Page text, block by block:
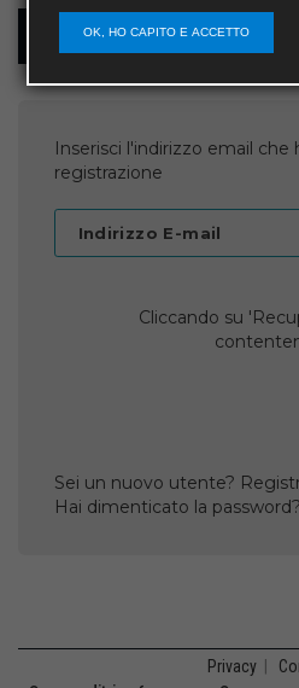
Recupera username
Inserisci l'indirizzo email che
registrazione
Indirizzo E-mail
Cliccando su
Sei un nuovo utente?
Hai dimenticato la password?
Privacy
OK, HO CAPITO E ACCETTO